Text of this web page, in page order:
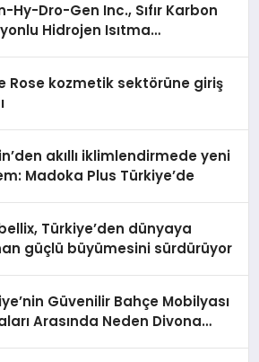
Hy-Dro-Gen Inc., Sıfır Karbon
Hidrojen Isıtma
Rose kozmetik sektörüne giriş
akıllı iklimlendirmede yeni
Madoka Plus Türkiye’de
Türkiye’den dünyaya
güçlü büyümesini sürdürüyor
Güvenilir Bahçe Mobilyası
Arasında Neden Divona